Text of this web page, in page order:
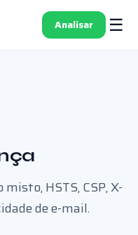
Analisar ☰
HSTS, CSP, X-
de e-mail.